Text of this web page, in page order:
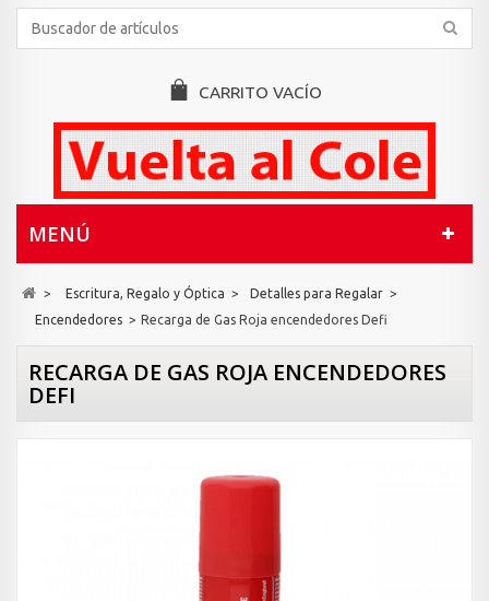
CARRITO VACÍO
MENÚ
> Escritura, Regalo y Óptica > Detalles para Regalar >
Encendedores > Recarga de Gas Roja encendedores Defi
RECARGA DE GAS ROJA ENCENDEDORES
DEFI